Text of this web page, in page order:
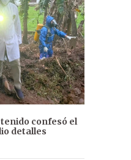
confesó el
detalles